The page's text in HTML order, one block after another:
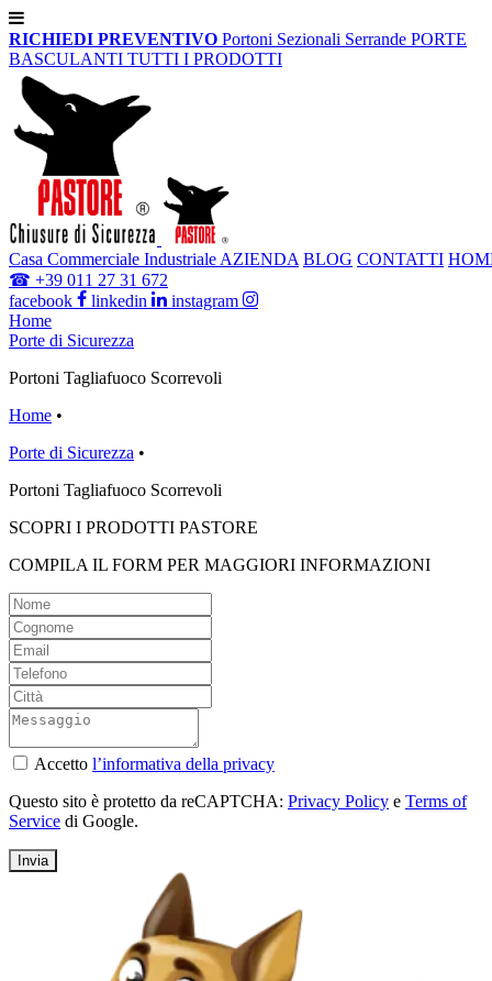
RICHIEDI PREVENTIVO Portoni Sezionali Serrande PORTE
BASCULANTI TUTTI I PRODOTTI
Casa Commerciale Industriale AZIENDA BLOG CONTATTI
☎ +39 011 27 31 672
facebook
linkedin
instagram
Home
Porte di Sicurezza
Portoni Tagliafuoco Scorrevoli
Home •
Porte di Sicurezza •
Portoni Tagliafuoco Scorrevoli
SCOPRI I PRODOTTI PASTORE
COMPILA IL FORM PER MAGGIORI INFORMAZIONI
Accetto l’informativa della privacy
Questo sito è protetto da reCAPTCHA: Privacy Policy e Terms of
Service di Google.
Invia